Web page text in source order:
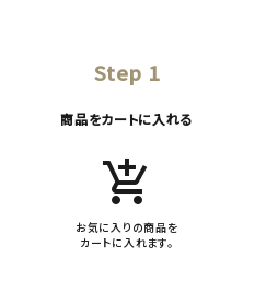
Step 1
商品をカートに入れる
add_shopping_cart
お気に入りの商品を
カートに入れます。